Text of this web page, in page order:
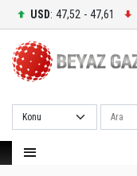
USD: 47,52 - 47,61
Ara